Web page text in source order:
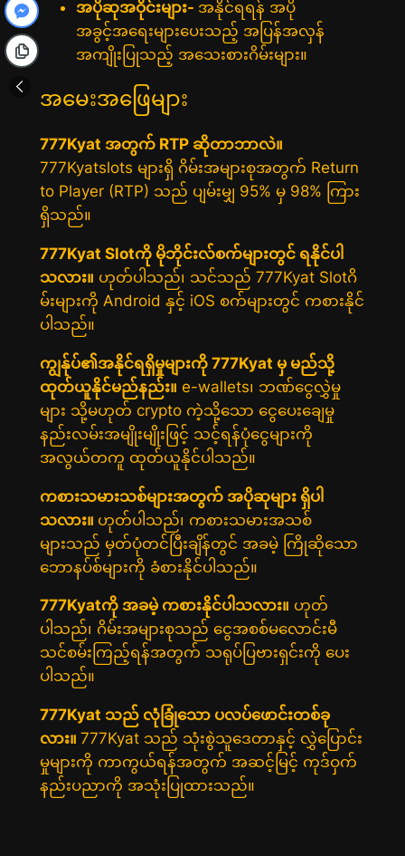
အပိုဆုအဝိုင်းများ- အနိုင်ရရန် အပို
အခွင့်အရေးများပေးသည့် အပြန်အလှန်
အကျိုးပြုသည့် အသေးစားဂိမ်းများ။
အမေးအဖြေများ
777Kyat အတွက် RTP ဆိုတာဘာလဲ။
777Kyatslots များရှိ ဂိမ်းအများစုအတွက် Return
to Player (RTP) သည် ပျမ်းမျှ 95% မှ 98% ကြား
ရှိသည်။
777Kyat Slotကို မိုဘိုင်းလ်စက်များတွင် ရနိုင်ပါ
သလား။ ဟုတ်ပါသည်၊ သင်သည် 777Kyat Slotဂိ
မ်းများကို Android နှင့် iOS စက်များတွင် ကစားနိုင်
ပါသည်။
ကျွန်ုပ်၏အနိုင်ရရှိမှုများကို 777Kyat မှ မည်သို့
ထုတ်ယူနိုင်မည်နည်း။ e-wallets၊ ဘဏ်ငွေလွှဲမှု
များ သို့မဟုတ် crypto ကဲ့သို့သော ငွေပေးချေမှု
နည်းလမ်းအမျိုးမျိုးဖြင့် သင့်ရန်ပုံငွေများကို
အလွယ်တကူ ထုတ်ယူနိုင်ပါသည်။
ကစားသမားသစ်များအတွက် အပိုဆုများ ရှိပါ
သလား။ ဟုတ်ပါသည်၊ ကစားသမားအသစ်
များသည် မှတ်ပုံတင်ပြီးချိန်တွင် အခမဲ့ ကြိုဆိုသော
ဘောနပ်စ်များကို ခံစားနိုင်ပါသည်။
777Kyatကို အခမဲ့ ကစားနိုင်ပါသလား။ ဟုတ်
ပါသည်၊ ဂိမ်းအများစုသည် ငွေအစစ်မလောင်းမီ
သင်စမ်းကြည့်ရန်အတွက် သရုပ်ပြဗားရှင်းကို ပေး
ပါသည်။
777Kyat သည် လုံခြုံသော ပလပ်ဖောင်းတစ်ခု
လား။ 777Kyat သည် သုံးစွဲသူဒေတာနှင့် လွှဲပြောင်း
မှုများကို ကာကွယ်ရန်အတွက် အဆင့်မြင့် ကုဒ်ဝှက်
နည်းပညာကို အသုံးပြုထားသည်။